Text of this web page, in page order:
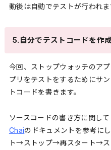
動後は自動でテストが行われま
5.自分でテストコードを作
今回、ストップウォッチのア
プリをテストをするためにサ
トコードを書きます。
ソースコードの書き方に関し
Chaiのドキュメントを参考に
ト→ストップ→再スタート→ス